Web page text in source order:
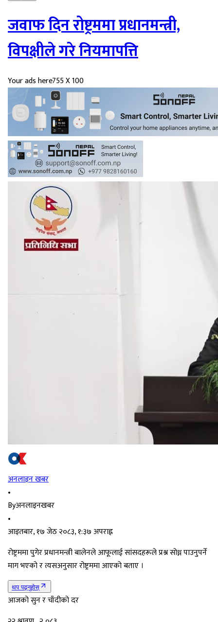
जवाफ दिन रोष्ट्रममा प्रधानमन्त्री,
विपक्षीले गरे नियमापत्ति
Your ads here755 X 100
अनलाइन खबर
•
Byअनलाइनखबर
•
आइतबार, १७ जेठ २०८३, १:३७ अपराह्न
रोष्ट्रममा पुगेर प्रधानमन्त्री बालेनले आफूलाई सांसदहरूले प्रश्न सोध्न पाउनुपर्ने
माग भएको र त्यसअनुसार रोष्ट्रममा आएको बताए ।
थप पढ्नुहोस्
आजको सुन र चाँदीको दर